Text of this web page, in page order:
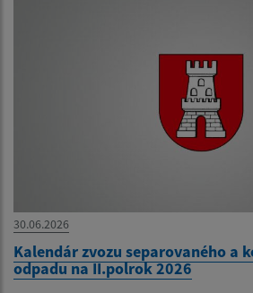
30.06.2026
Kalendár zvozu separovaného a
odpadu na II.polrok 2026